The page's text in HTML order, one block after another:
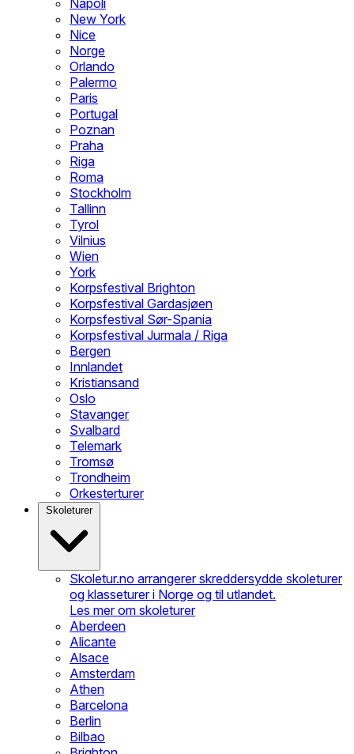
Napoli
New York
Nice
Norge
Orlando
Palermo
Paris
Portugal
Poznan
Praha
Riga
Roma
Stockholm
Tallinn
Tyrol
Vilnius
Wien
York
Korpsfestival Brighton
Korpsfestival Gardasjøen
Korpsfestival Sør-Spania
Korpsfestival Jurmala / Riga
Bergen
Innlandet
Kristiansand
Oslo
Stavanger
Svalbard
Telemark
Tromsø
Trondheim
Orkesterturer
Skoleturer
Skoletur.no arrangerer skreddersydde skoleturer
og klasseturer i Norge og til utlandet.
Les mer om skoleturer
Aberdeen
Alicante
Alsace
Amsterdam
Athen
Barcelona
Berlin
Bilbao